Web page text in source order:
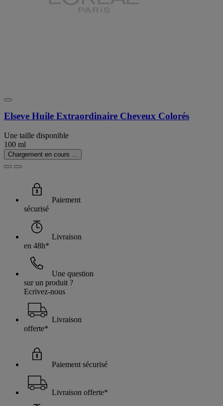
Elseve Huile Extraordinaire Cheveux Colorés
Une taille disponible
100 ml
Chargement en cours ...
Paiement
sécurisé
Livraison
en 48h*
Une question
sur un produit ?
Ecrivez-nous
Livraison
offerte*
Paiement sécurisé
Livraison offerte*